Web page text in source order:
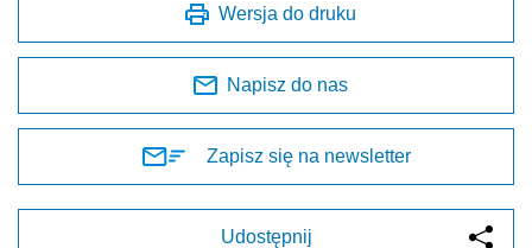
Wersja do druku
Napisz do nas
Zapisz się na newsletter
Udostępnij